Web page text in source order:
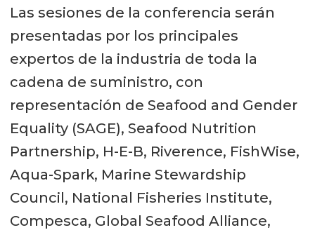
Las sesiones de la conferencia serán
presentadas por los principales
expertos de la industria de toda la
cadena de suministro, con
representación de Seafood and Gender
Equality (SAGE), Seafood Nutrition
Partnership, H-E-B, Riverence, FishWise,
Aqua-Spark, Marine Stewardship
Council, National Fisheries Institute,
Compesca, Global Seafood Alliance,